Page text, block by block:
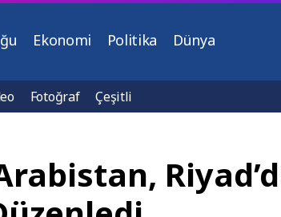
Ekonomi Politika Dünya
Fotoğraf Çeşitli